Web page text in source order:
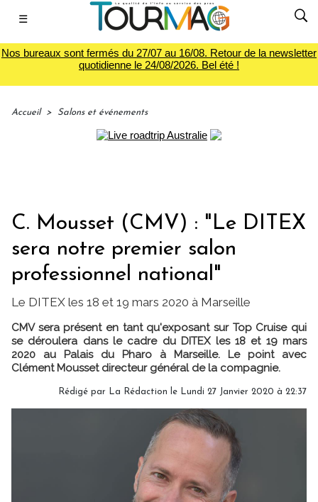
☰
Nos bureaux sont fermés du 27/07 au 16/08. Retour de la newsletter
quotidienne le 24/08/2026. Bel été !
Accueil > Salons et événements
C. Mousset (CMV) : "Le DITEX
sera notre premier salon
professionnel national"
Le DITEX les 18 et 19 mars 2020 à Marseille
CMV sera présent en tant qu'exposant sur Top Cruise qui
se déroulera dans le cadre du DITEX les 18 et 19 mars
2020 au Palais du Pharo à Marseille. Le point avec
Clément Mousset directeur général de la compagnie.
Rédigé par La Rédaction le Lundi 27 Janvier 2020 à 22:37